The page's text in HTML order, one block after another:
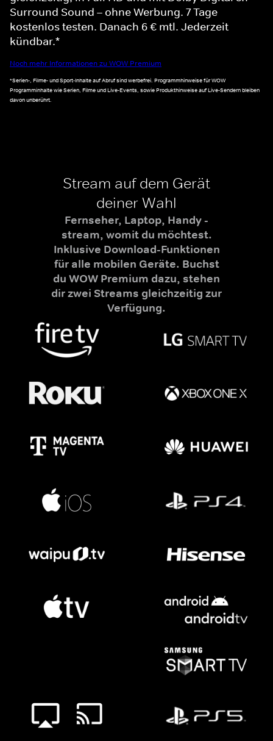
Surround Sound – ohne Werbung. 7 Tage
kostenlos testen. Danach 6 € mtl. Jederzeit
kündbar.*
Noch mehr Informationen zu WOW Premium
*Serien-, Filme- und Sport-Inhalte auf Abruf sind werbefrei. Programmhinweise für WOW
Programminhalte wie Serien, Filme und Live-Events, sowie Produkthinweise auf Live-Sendern bleiben
davon unberührt.
Stream auf dem Gerät
deiner Wahl
Fernseher, Laptop, Handy -
stream, womit du möchtest.
Inklusive Download-Funktionen
für alle mobilen Geräte. Buchst
du WOW Premium dazu, stehen
dir zwei Streams gleichzeitig zur
Verfügung.